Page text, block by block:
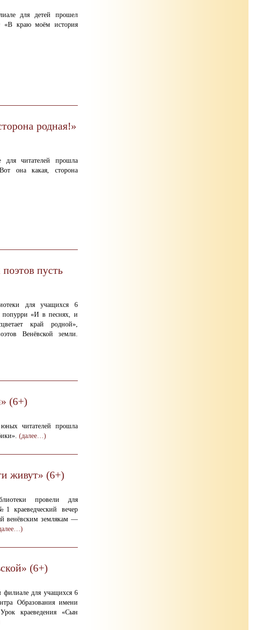
для детей прошел
«В краю моём история
родная!»
для читателей прошла
она какая, сторона
пусть
для учащихся 6
попурри «И в песнях, и
край родной»,
Венёвской земли.
(6+)
читателей прошла
(далее…)
живут» (6+)
провели для
краеведческий вечер
венёвским землякам —
(6+)
филиале для учащихся 6
Образования имени
краеведения «Сын